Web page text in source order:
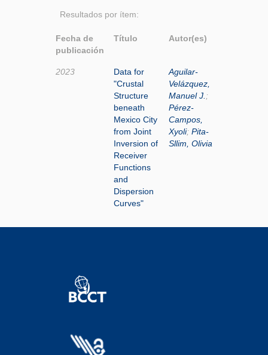
Resultados por ítem:
Fecha de
publicación
Título Autor(es)
2023
Data for
"Crustal
Structure
beneath
Mexico City
from Joint
Inversion of
Receiver
Functions
and
Dispersion
Curves"
Aguilar-
Velázquez,
Manuel J. ;
Pérez-
Campos,
Xyoli; Pita-
Sllim, Olivia